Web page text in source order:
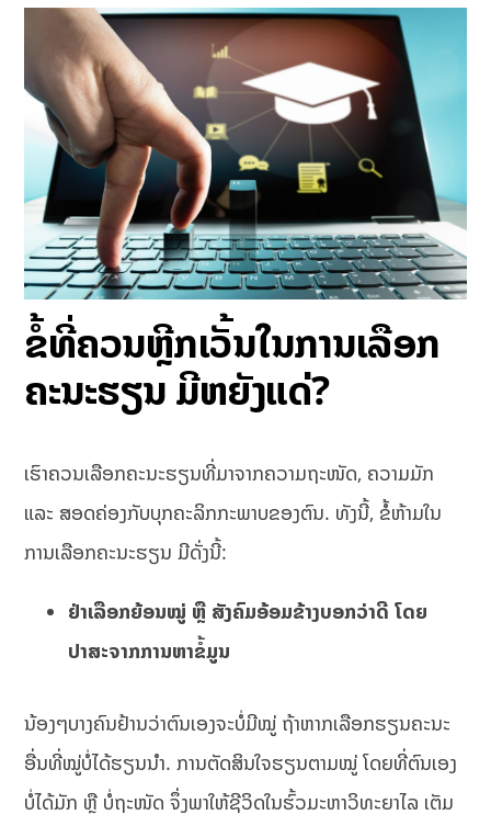
ຂໍ້ທີ່ຄວນຫຼີກເວັ້ນໃນການເລືອກ
ຄະນະຮຽນ ມີຫຍັງແດ່?
ເຮົາຄວນເລືອກຄະນະຮຽນທີ່ມາຈາກຄວາມຖະໜັດ, ຄວາມມັກ
ແລະ ສອດຄ່ອງກັບບຸກຄະລິກກະພາບຂອງຕົນ. ທັງນີ້, ຂໍ້ຫ້າມໃນ
ການເລືອກຄະນະຮຽນ ມີດັ່ງນີ້:
ຢ່າເລືອກຍ້ອນໝູ່ ຫຼື ສັງຄົມອ້ອມຂ້າງບອກວ່າດີ ໂດຍ
ປາສະຈາກການຫາຂໍ້ມູນ
ນ້ອງໆບາງຄົນຢ້ານວ່າຕົນເອງຈະບໍ່ມີໝູ່ ຖ້າຫາກເລືອກຮຽນຄະນະ
ອື່ນທີ່ໝູ່ບໍ່ໄດ້ຮຽນນຳ. ການຕັດສິນໃຈຮຽນຕາມໝູ່ ໂດຍທີ່ຕົນເອງ
ບໍ່ໄດ້ມັກ ຫຼື ບໍ່ຖະໜັດ ຈຶ່ງພາໃຫ້ຊີວິດໃນຮົ້ວມະຫາວິທະຍາໄລ ເຕັມ